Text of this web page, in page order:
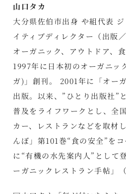
山口タカ
大分県佐伯市出身 や組代表
イティブディレクター（出版
オーガニック、アウトドア、
1997年に日本初のオーガニッ
ガ)」創刊。 2001年に「オー
出版。以来、”ひとり出版社”
普及をライフワークとし、全
カー、レストランなどを取材
んぼ」第101巻“食の安全”を
に“有機の水先案内人”として
ーガニックレストラン手帖」